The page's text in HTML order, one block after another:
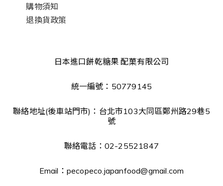
購物須知
退換貨政策
日本進口餅乾糖果 配菓有限公司
統一編號：50779145
聯絡地址(後車站門市)：台北市103大同區鄭州路29巷5
號
聯絡電話：02-25521847
Email：pecopeco.japanfood@gmail.com